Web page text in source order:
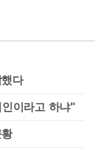
다
이라고 하냐"